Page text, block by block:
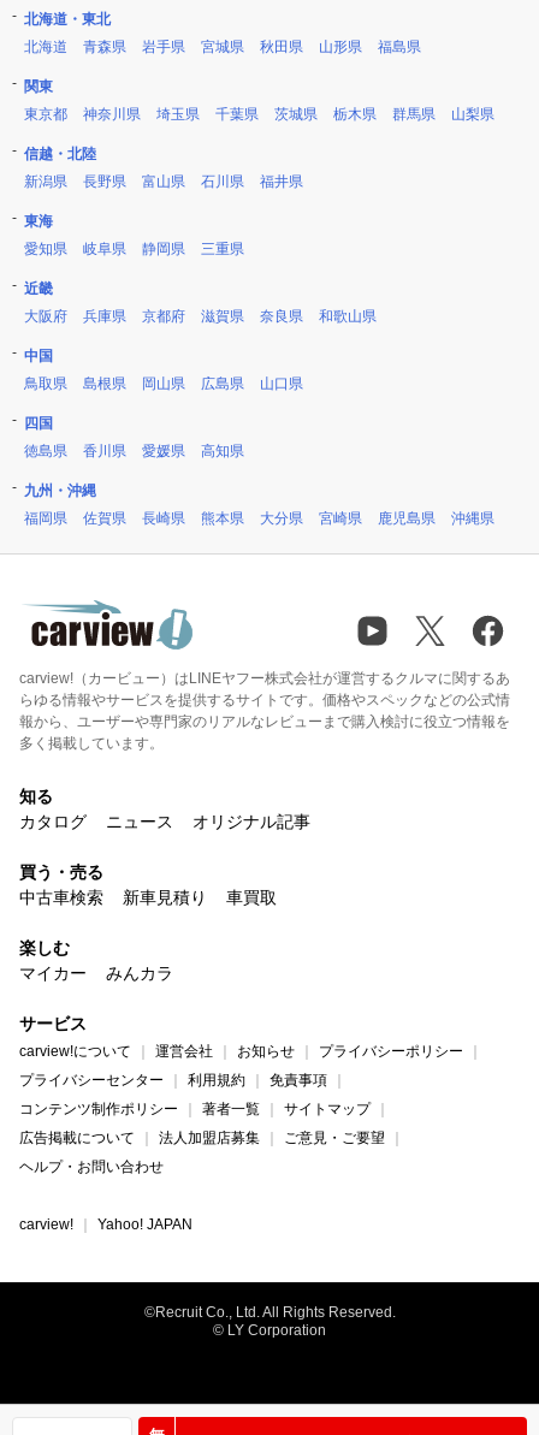
北海道・東北
北海道
青森県 岩手県 宮城県 秋田県 山形県 福島県
関東
東京都
神奈川県 埼玉県 千葉県 茨城県 栃木県 群馬県 山梨県
信越・北陸
新潟県
長野県 富山県 石川県 福井県
東海
愛知県
岐阜県 静岡県 三重県
近畿
大阪府
兵庫県 京都府 滋賀県 奈良県 和歌山県
中国
鳥取県
島根県 岡山県 広島県 山口県
四国
徳島県
香川県 愛媛県 高知県
九州・沖縄
福岡県
佐賀県 長崎県 熊本県 大分県 宮崎県 鹿児島県 沖縄県
carview!（カービュー）はLINEヤフー株式会社が運営するクルマに関するあ
らゆる情報やサービスを提供するサイトです。価格やスペックなどの公式情
報から、ユーザーや専門家のリアルなレビューまで購入検討に役立つ情報を
多く掲載しています。
知る
カタログ
ニュース オリジナル記事
買う・売る
中古車検索
新車見積り 車買取
楽しむ
マイカー
みんカラ
サービス
carview!について 運営会社 お知らせ
プライバシーポリシー
プライバシーセンター
利用規約
免責事項
コンテンツ制作ポリシー
著者一覧
サイトマップ
広告掲載について
法人加盟店募集
ご意見・ご要望
ヘルプ・お問い合わせ
carview! Yahoo! JAPAN
©Recruit Co., Ltd. All Rights Reserved.
© LY Corporation